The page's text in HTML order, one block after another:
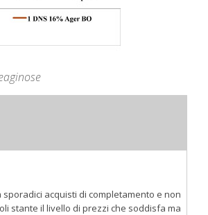
acquisti di completamento e non
stante il livello di prezzi che soddisfa ma